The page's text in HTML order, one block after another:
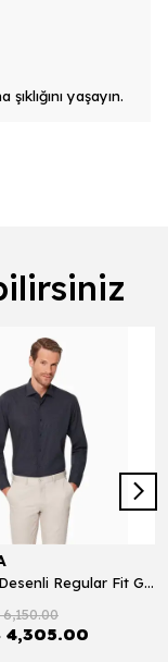
yaşayın.
Lacivert Desenli Regular Fit Gömlek Exclusive 100*1
4,305.00